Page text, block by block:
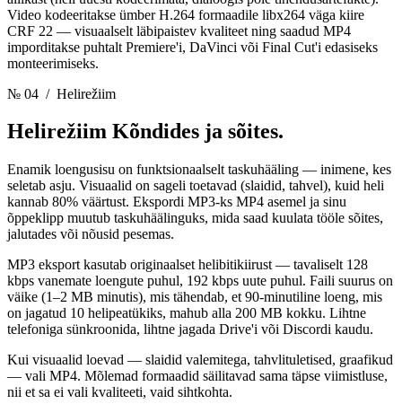
Video kodeeritakse ümber H.264 formaadile libx264 väga kiire
CRF 22 — visuaalselt läbipaistev kvaliteet ning saadud MP4
imporditakse puhtalt Premiere'i, DaVinci või Final Cut'i edasiseks
monteerimiseks.
№ 04 / Helirežiim
Helirežiim Kõndides ja sõites.
Enamik loengusisu on funktsionaalselt taskuhääling — inimene, kes
seletab asju. Visuaalid on sageli toetavad (slaidid, tahvel), kuid heli
kannab 80% väärtust. Ekspordi MP3-ks MP4 asemel ja sinu
õppeklipp muutub taskuhäälinguks, mida saad kuulata tööle sõites,
jalutades või nõusid pesemas.
MP3 eksport kasutab originaalset helibitikiirust — tavaliselt 128
kbps vanemate loengute puhul, 192 kbps uute puhul. Faili suurus on
väike (1–2 MB minutis), mis tähendab, et 90-minutiline loeng, mis
on jagatud 10 helipeatükiks, mahub alla 200 MB kokku. Lihtne
telefoniga sünkroonida, lihtne jagada Drive'i või Discordi kaudu.
Kui visuaalid loevad — slaidid valemitega, tahvlituletised, graafikud
— vali MP4. Mõlemad formaadid säilitavad sama täpse viimistluse,
nii et sa ei vali kvaliteeti, vaid sihtkohta.